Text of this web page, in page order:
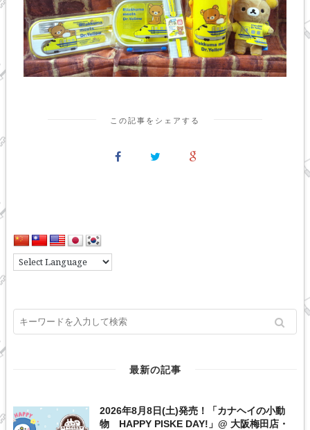
この記事をシェアする
最新の記事
2026年8月8日(土)発売！「カナヘイの小動
物 HAPPY PISKE DAY!」@ 大阪梅田店・